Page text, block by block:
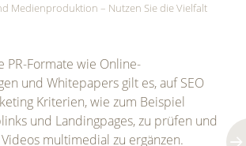
Medienproduktion – Nutzen Sie die Vielfalt
PR-Formate wie Online-
und Whitepapers gilt es, auf SEO
Kriterien, wie zum Beispiel
und Landingpages, zu prüfen und
multimedial zu ergänzen.